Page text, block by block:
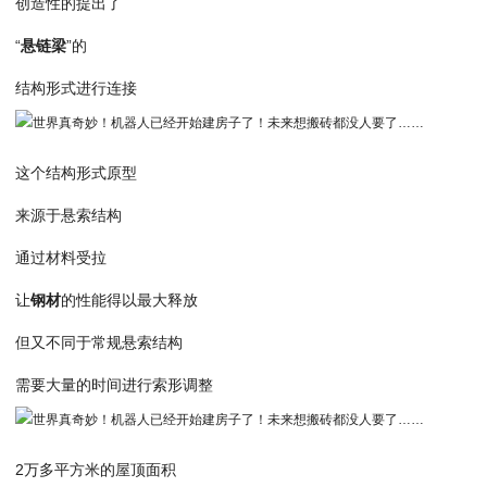
“悬链梁”的
结构形式进行连接
这个结构形式原型
来源于悬索结构
通过材料受拉
让钢材的性能得以最大释放
但又不同于常规悬索结构
需要大量的时间进行索形调整
2万多平方米的屋顶面积